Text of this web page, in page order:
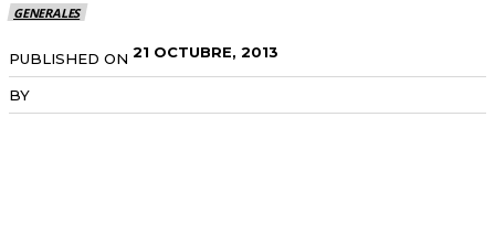
GENERALES
PUBLISHED ON 21 OCTUBRE, 2013
BY